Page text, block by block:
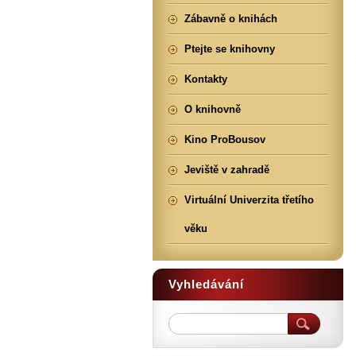
Zábavně o knihách
Ptejte se knihovny
Kontakty
O knihovně
Kino ProBousov
Jeviště v zahradě
Virtuální Univerzita třetího
věku
Vyhledávání